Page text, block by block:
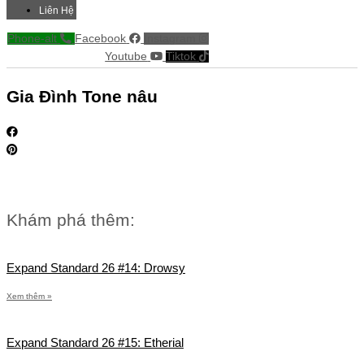
Liên Hệ
Phone-alt Facebook
Youtube
Tiktok
Gia Đình Tone nâu
Khám phá thêm:
Expand Standard 26 #14: Drowsy
Xem thêm »
Expand Standard 26 #15: Etherial